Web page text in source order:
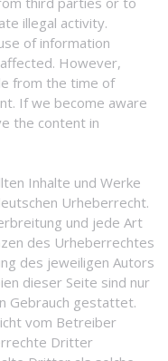
illegal activity.
of information
However,
from the time of
If we become aware
the content in
Inhalte und Werke
Urheberrecht.
und jede Art
des Urheberrechtes
des jeweiligen Autors
dieser Seite sind nur
Gebrauch gestattet.
vom Betreiber
Dritter